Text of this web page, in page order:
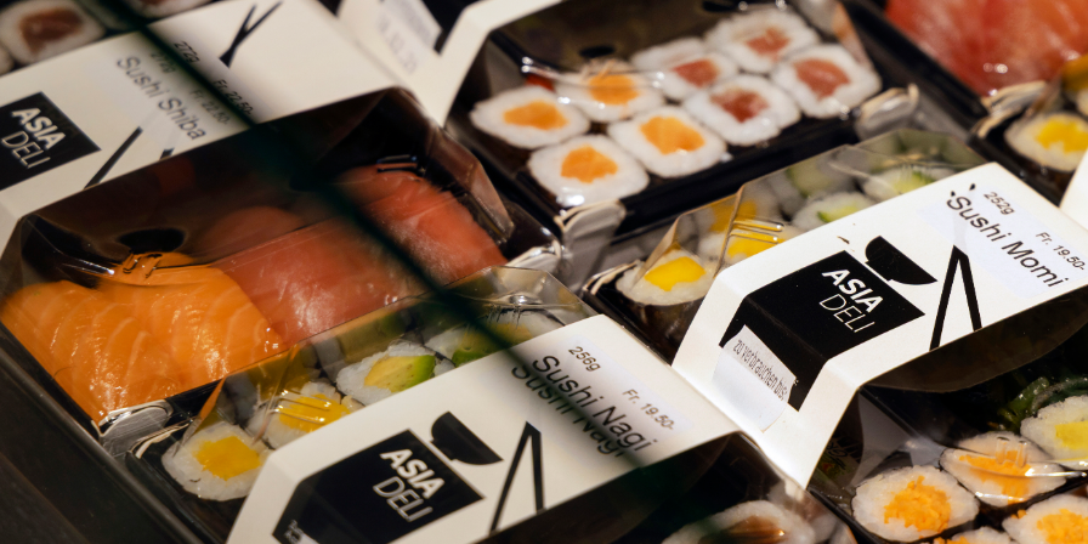
ZURICH
ZURICH BELLEVUE
ORTE
UBER UNS
FR EN